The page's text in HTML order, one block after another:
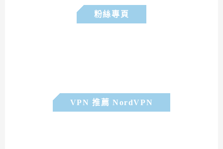
粉絲專頁
VPN 推薦 NordVPN